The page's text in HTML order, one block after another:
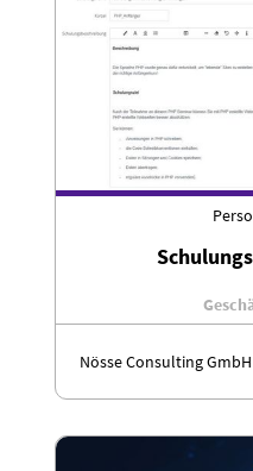
Nösse Consulting GmbH